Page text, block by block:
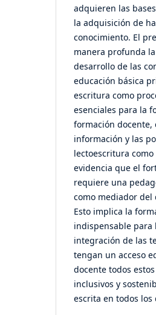
adquieren las
la adquisición de
conocimiento. El
manera profunda
desarrollo de las
educación básica
escritura como
esenciales para la
formación docente,
información y las
lectoescritura
evidencia que el
requiere una
como mediador
Esto implica la
indispensable para
integración de las
tengan un acceso
docente todos
inclusivos y
escrita en todos los